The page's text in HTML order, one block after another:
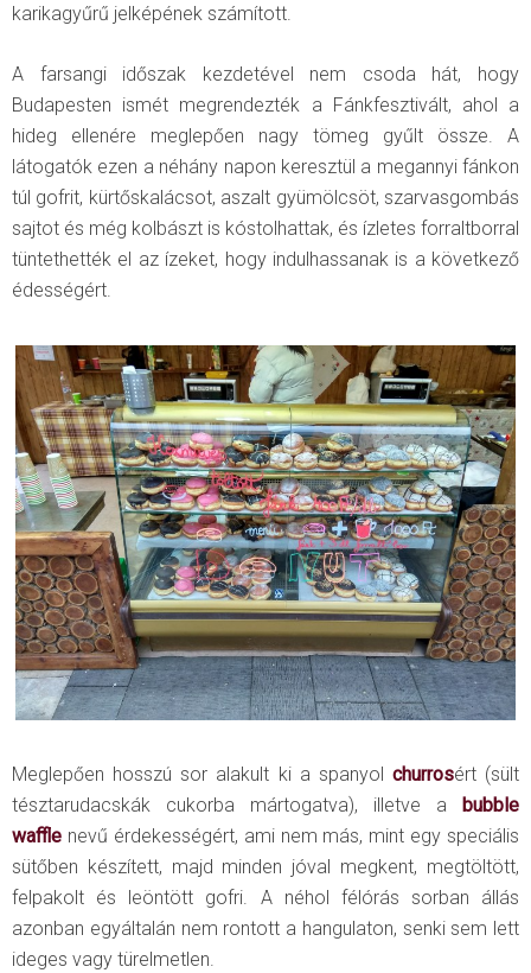
karikagyűrű jelképének számított.
A farsangi időszak kezdetével nem csoda hát, hogy
Budapesten ismét megrendezték a Fánkfesztivált, ahol a
hideg ellenére meglepően nagy tömeg gyűlt össze. A
látogatók ezen a néhány napon keresztül a megannyi fánkon
túl gofrit, kürtőskalácsot, aszalt gyümölcsöt, szarvasgombás
sajtot és még kolbászt is kóstolhattak, és ízletes forraltborral
tüntethették el az ízeket, hogy indulhassanak is a következő
édességért.
Meglepően hosszú sor alakult ki a spanyol churrosért (sült
tésztarudacskák cukorba mártogatva), illetve a bubble
waffle nevű érdekességért, ami nem más, mint egy speciális
sütőben készített, majd minden jóval megkent, megtöltött,
felpakolt és leöntött gofri. A néhol félórás sorban állás
azonban egyáltalán nem rontott a hangulaton, senki sem lett
ideges vagy türelmetlen.